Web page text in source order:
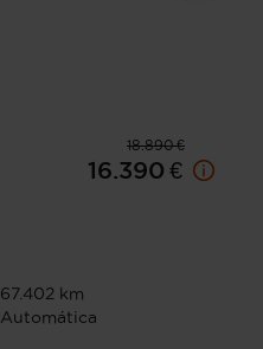
18.890 €
16.390 €
67.402 km
Automática